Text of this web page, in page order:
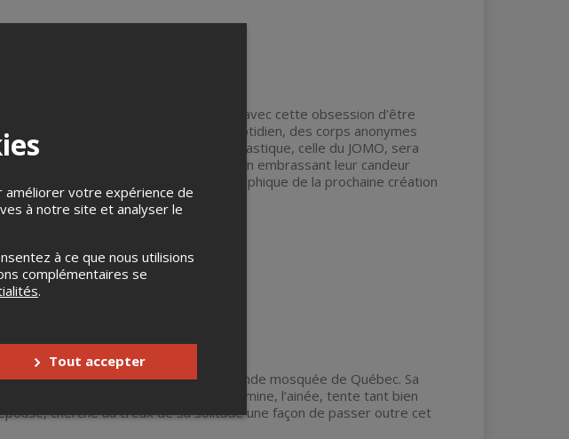
Sophie Dion
cauchemardesque, la vie se déroule avec cette obsession d’être
de soi-même. Confinés dans leur quotidien, des corps anonymes
de la défier. Une mutation fantastique, celle du JOMO, sera
de se réapproprier les corps tout en embrassant leur candeur
l'écriture scénique et chorégraphique de la prochaine création
Antoine Marceau
assassiné lors de l’attentat de la Grande mosquée de Québec. Sa
son assimilation au Québec. Yasmine, l’ainée, tente tant bien
cherche au creux de sa solitude une façon de passer outre cet
améliorer votre expérience de
à notre site et analyser le
à ce que nous utilisions
complémentaires se
.
Tout accepter